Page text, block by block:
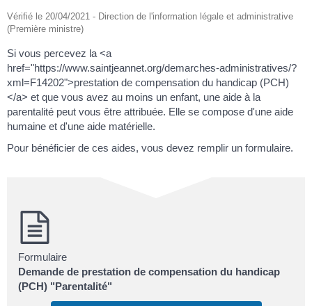
Vérifié le 20/04/2021 - Direction de l'information légale et administrative
(Première ministre)
Si vous percevez la <a
href="https://www.saintjeannet.org/demarches-administratives/?
xml=F14202">prestation de compensation du handicap (PCH)
</a> et que vous avez au moins un enfant, une aide à la
parentalité peut vous être attribuée. Elle se compose d'une aide
humaine et d'une aide matérielle.
Pour bénéficier de ces aides, vous devez remplir un formulaire.
Formulaire
Demande de prestation de compensation du handicap
(PCH) "Parentalité"